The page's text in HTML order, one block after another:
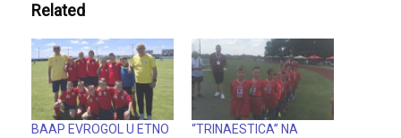
Related
BAAP EVROGOL U ETNO
“TRINAESTICA” NA